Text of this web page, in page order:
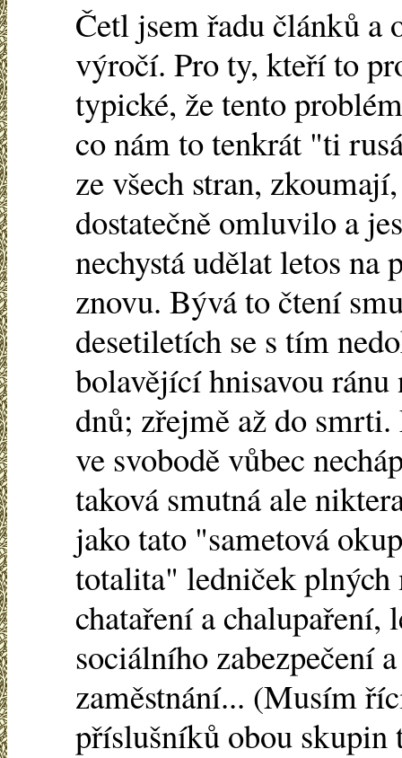
Četl jsem řadu článků a
výročí. Pro ty, kteří to
typické, že tento
co nám to tenkrát "ti
ze všech stran,
dostatečně omluvilo a
nechystá udělat letos
znovu. Bývá to čtení
desetiletích se s tím
bolavějící hnisavou ránu
dnů; zřejmě až do
ve svobodě vůbec
taková smutná ale
jako tato "sametová
totalita" ledniček plných
chataření a chalupaření,
sociálního zabezpečení
zaměstnání... (Musím
příslušníků obou skupin